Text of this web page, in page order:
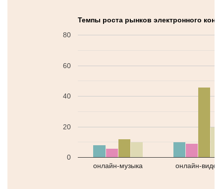
Темпы роста рынков электронного
онлайн-музыка онлайн-видео
0
20
40
60
80